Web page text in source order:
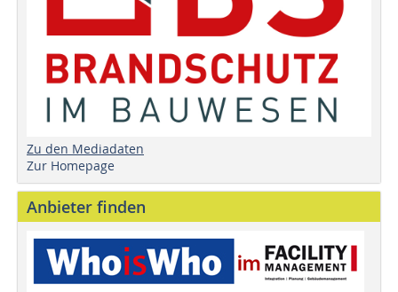
Zu den Mediadaten
Zur Homepage
Anbieter finden